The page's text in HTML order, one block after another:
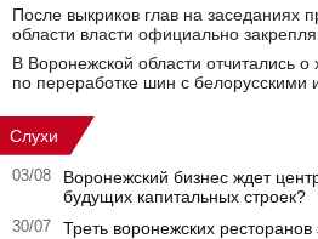
После выкриков глав на заседаниях
области власти официально
В Воронежской области отчитались о
по переработке шин с белорусскими
Слухи
03/08
Воронежский бизнес ждет
будущих капитальных строек?
30/07 Треть воронежских ресторанов